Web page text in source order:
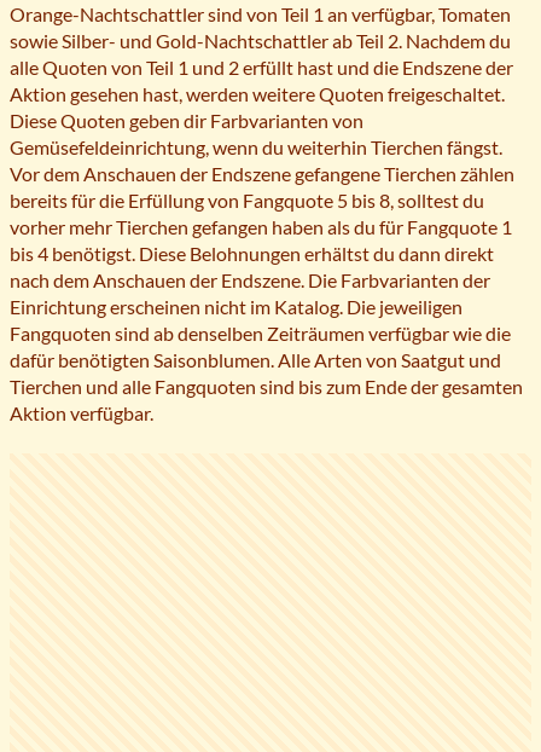
Orange-Nachtschattler sind von Teil 1 an verfügbar, Tomaten
sowie Silber- und Gold-Nachtschattler ab Teil 2. Nachdem du
alle Quoten von Teil 1 und 2 erfüllt hast und die Endszene der
Aktion gesehen hast, werden weitere Quoten freigeschaltet.
Diese Quoten geben dir Farbvarianten von
Gemüsefeldeinrichtung, wenn du weiterhin Tierchen fängst.
Vor dem Anschauen der Endszene gefangene Tierchen zählen
bereits für die Erfüllung von Fangquote 5 bis 8, solltest du
vorher mehr Tierchen gefangen haben als du für Fangquote 1
bis 4 benötigst. Diese Belohnungen erhältst du dann direkt
nach dem Anschauen der Endszene. Die Farbvarianten der
Einrichtung erscheinen nicht im Katalog. Die jeweiligen
Fangquoten sind ab denselben Zeiträumen verfügbar wie die
dafür benötigten Saisonblumen. Alle Arten von Saatgut und
Tierchen und alle Fangquoten sind bis zum Ende der gesamten
Aktion verfügbar.